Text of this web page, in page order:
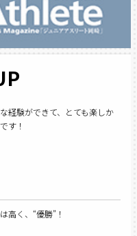
経験ができて、とても楽しか
す！
高く、“優勝”！